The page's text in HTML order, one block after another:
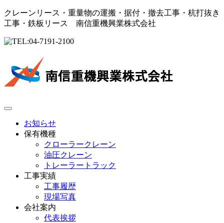
クレーンリース・重量物の運搬・据付・撤去工事・杭打抜き
工事・鉄板リース 南信重機興業株式会社
お知らせ
保有機種
クローラークレーン
油圧クレーン
トレーラートラック
工事実績
工事履歴
現場写真
会社案内
代表挨拶